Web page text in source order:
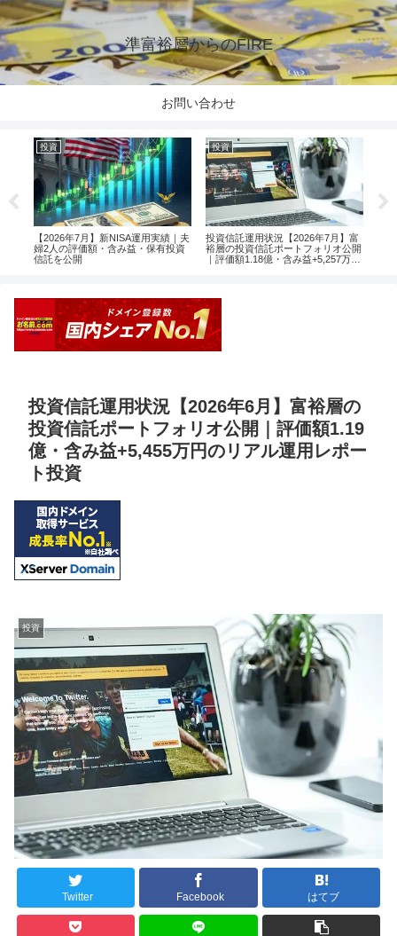
準富裕層からのFIRE
お問い合わせ
投資
【2026年7月】新NISA運用実績｜夫
婦2人の評価額・含み益・保有投資
信託を公開
投資
投資信託運用状況【2026年7月】富
裕層の投資信託ポートフォリオ公開
｜評価額1.18億・含み益+5,257万円
投資信託運用状況【2026年6月】富裕層の
投資信託ポートフォリオ公開｜評価額1.19
億・含み益+5,455万円のリアル運用レポー
ト投資
投資
Twitter Facebook はてブ